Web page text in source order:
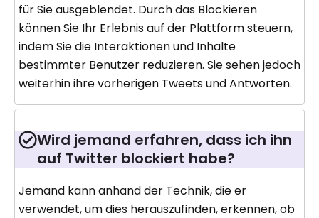
für Sie ausgeblendet. Durch das Blockieren
können Sie Ihr Erlebnis auf der Plattform steuern,
indem Sie die Interaktionen und Inhalte
bestimmter Benutzer reduzieren. Sie sehen jedoch
weiterhin ihre vorherigen Tweets und Antworten.
Wird jemand erfahren, dass ich ihn
auf Twitter blockiert habe?
Jemand kann anhand der Technik, die er
verwendet, um dies herauszufinden, erkennen, ob